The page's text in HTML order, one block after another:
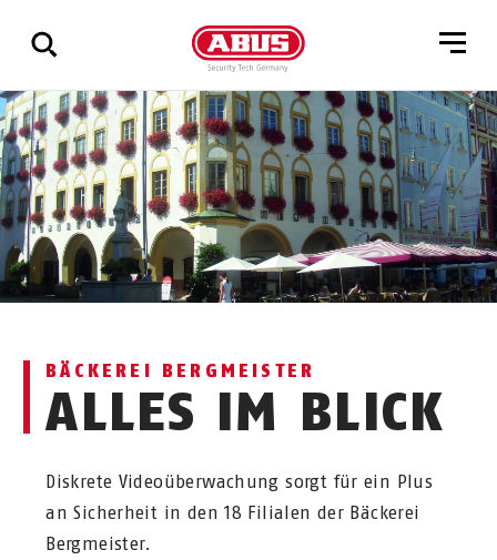
Zeige
alle
Ergebnisse
BÄCKEREI BERGMEISTER
ALLES IM BLICK
Diskrete Videoüberwachung sorgt für ein Plus
an Sicherheit in den 18 Filialen der Bäckerei
Bergmeister.